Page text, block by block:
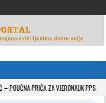
PRIČA ZA VJERONAUK PPS